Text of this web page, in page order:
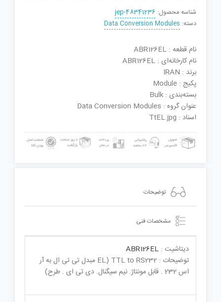
شناسه محصول: jep-48341236
دسته: Data Conversion Modules
نام قطعه : ABR126EL
نام کارخانه‌ای : ABR126EL
برند : IRAN
پکیج : Module
بسته‌بندی : Bulk
عنوان گروه : Data Conversion Modules
اسناد : TtEL.jpg
توضیحات
مشخصات فنی
دیتاشیت : ABR126EL
توضیحات : TTL to RS232 (EL مبدل تی تی ال به آر
اس 232 . قابل مونتاژ. نیم سیگنال. دی تی ای . طرح)